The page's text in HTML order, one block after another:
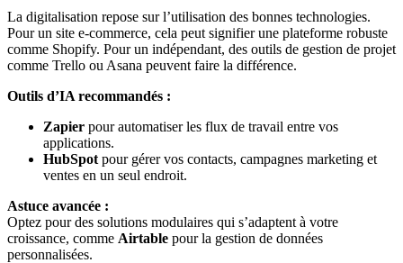
La digitalisation repose sur l’utilisation des bonnes technologies.
Pour un site e-commerce, cela peut signifier une plateforme robuste
comme Shopify. Pour un indépendant, des outils de gestion de projet
comme Trello ou Asana peuvent faire la différence.
Outils d’IA recommandés :
Zapier pour automatiser les flux de travail entre vos
applications.
HubSpot pour gérer vos contacts, campagnes marketing et
ventes en un seul endroit.
Astuce avancée :
Optez pour des solutions modulaires qui s’adaptent à votre
croissance, comme Airtable pour la gestion de données
personnalisées.